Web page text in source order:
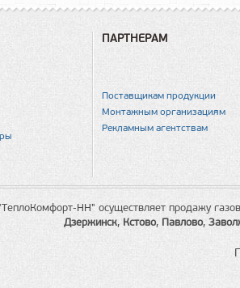
ПАРТНЕРАМ
Поставщикам продукции
Монтажным организациям
Рекламным агентствам
НН" осуществляет продажу
Дзержинск, Кстово, Павлово,